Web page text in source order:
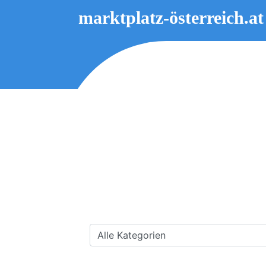
marktplatz-österreich.at
Alle Kategorien